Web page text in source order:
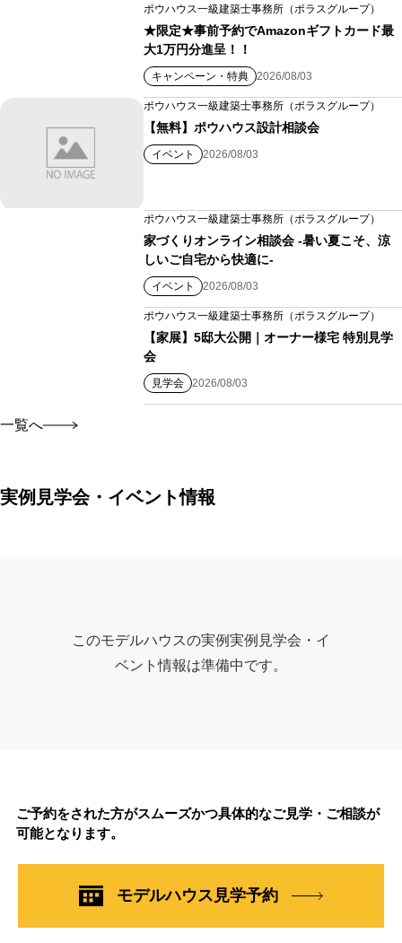
ポウハウス一級建築士事務所（ポラスグループ）
★限定★事前予約でAmazonギフトカード最
大1万円分進呈！！
キャンペーン・特典 2026/08/03
ポウハウス一級建築士事務所（ポラスグループ）
【無料】ポウハウス設計相談会
イベント 2026/08/03
ポウハウス一級建築士事務所（ポラスグループ）
家づくりオンライン相談会 -暑い夏こそ、涼
しいご自宅から快適に-
イベント 2026/08/03
ポウハウス一級建築士事務所（ポラスグループ）
【家展】5邸大公開｜オーナー様宅 特別見学
会
見学会 2026/08/03
一覧へ
実例見学会・イベント情報
このモデルハウスの実例実例見学会・イ
ベント情報は準備中です。
ご予約をされた方がスムーズかつ具体的なご見学・ご相談が
可能となります。
モデルハウス見学予約